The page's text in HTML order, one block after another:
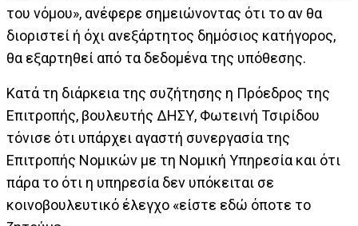
του νόμου», ανέφερε σημειώνοντας ότι το αν θα
διοριστεί ή όχι ανεξάρτητος δημόσιος κατήγορος,
θα εξαρτηθεί από τα δεδομένα της υπόθεσης.
Κατά τη διάρκεια της συζήτησης η Πρόεδρος της
Επιτροπής, βουλευτής ΔΗΣΥ, Φωτεινή Τσιρίδου
τόνισε ότι υπάρχει αγαστή συνεργασία της
Επιτροπής Νομικών με τη Νομική Υπηρεσία και ότι
πάρα το ότι η υπηρεσία δεν υπόκειται σε
κοινοβουλευτικό έλεγχο «είστε εδώ όποτε το